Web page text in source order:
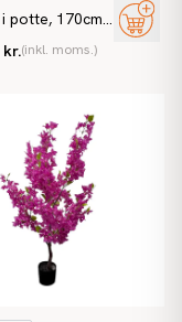
potte, 170cm,
kr.(inkl. moms.)